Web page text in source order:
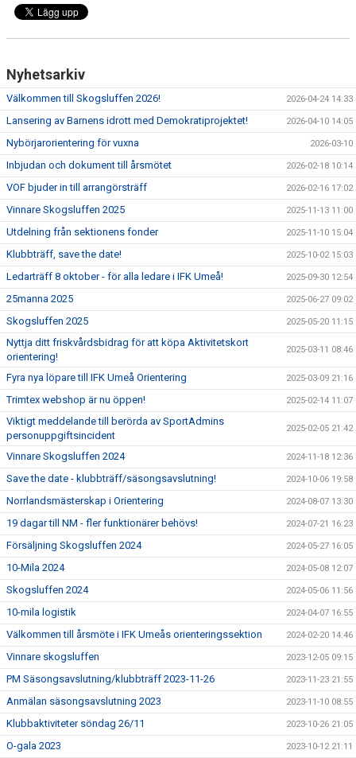
Nyhetsarkiv
Välkommen till Skogsluffen 2026! 2026-04-24 14:33
Lansering av Barnens idrott med Demokratiprojektet! 2026-04-10 14:05
Nybörjarorientering för vuxna 2026-03-10
Inbjudan och dokument till årsmötet 2026-02-18 10:14
VOF bjuder in till arrangörsträff 2026-02-16 17:02
Vinnare Skogsluffen 2025 2025-11-13 11:00
Utdelning från sektionens fonder 2025-11-10 15:04
Klubbträff, save the date! 2025-10-02 15:03
Ledarträff 8 oktober - för alla ledare i IFK Umeå! 2025-09-30 12:54
25manna 2025 2025-06-27 09:02
Skogsluffen 2025 2025-05-20 11:15
Nyttja ditt friskvårdsbidrag för att köpa Aktivitetskort
orientering!
2025-03-11 08:46
Fyra nya löpare till IFK Umeå Orientering 2025-03-09 21:16
Trimtex webshop är nu öppen! 2025-02-14 11:07
Viktigt meddelande till berörda av SportAdmins
personuppgiftsincident
2025-02-05 21:42
Vinnare Skogsluffen 2024 2024-11-18 12:36
Save the date - klubbträff/säsongsavslutning! 2024-10-06 19:58
Norrlandsmästerskap i Orientering 2024-08-07 13:30
19 dagar till NM - fler funktionärer behövs! 2024-07-21 16:23
Försäljning Skogsluffen 2024 2024-05-27 16:05
10-Mila 2024 2024-05-08 12:07
Skogsluffen 2024 2024-05-06 11:56
10-mila logistik 2024-04-07 16:55
Välkommen till årsmöte i IFK Umeås orienteringssektion 2024-02-20 14:46
Vinnare skogsluffen 2023-12-05 09:15
PM Säsongsavslutning/klubbträff 2023-11-26 2023-11-23 21:55
Anmälan säsongsavslutning 2023 2023-11-10 08:55
Klubbaktiviteter söndag 26/11 2023-10-26 21:05
O-gala 2023 2023-10-12 21:11